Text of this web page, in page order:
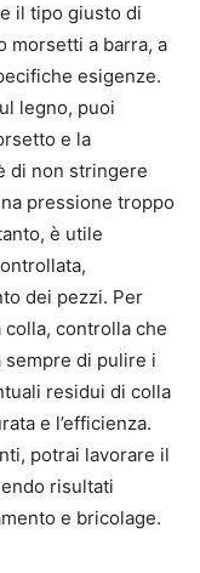
il tipo giusto di
morsetti a barra, a
esigenze.
legno, puoi
e la
di non stringere
pressione troppo
è utile
dei pezzi. Per
colla, controlla che
di pulire i
residui di colla
e l’efficienza.
potrai lavorare il
risultati
e bricolage.